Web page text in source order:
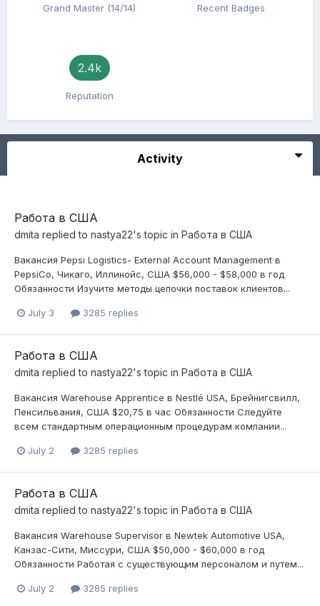
Grand Master (14/14) Recent Badges
2.4k
Reputation
Activity
Работа в США
dmita replied to nastya22's topic in Работа в США
Вакансия Pepsi Logistics- External Account Management в
PepsiCo, Чикаго, Иллинойс, США $56,000 - $58,000 в год
Обязанности Изучите методы цепочки поставок клиентов...
July 3 3285 replies
Работа в США
dmita replied to nastya22's topic in Работа в США
Вакансия Warehouse Apprentice в Nestlé USA, Брейнигсвилл,
Пенсильвания, США $20,75 в час Обязанности Следуйте
всем стандартным операционным процедурам компании...
July 2 3285 replies
Работа в США
dmita replied to nastya22's topic in Работа в США
Вакансия Warehouse Supervisor в Newtek Automotive USA,
Канзас-Сити, Миссури, США $50,000 - $60,000 в год
Обязанности Работая с существующим персоналом и путем...
July 2 3285 replies